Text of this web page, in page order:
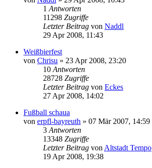
1 Antworten
11298 Zugriffe
Letzter Beitrag von Naddl
29 Apr 2008, 11:43
Weißbierfest
von Chrisu » 23 Apr 2008, 23:20
10 Antworten
28728 Zugriffe
Letzter Beitrag von Eckes
27 Apr 2008, 14:02
Fußball schaua
von erpfl-bayreuth » 07 Mär 2007, 14:59
3 Antworten
13348 Zugriffe
Letzter Beitrag von Altstadt Tempo
19 Apr 2008, 19:38